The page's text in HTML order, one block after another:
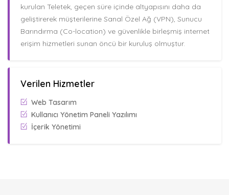
kurulan Teletek, geçen süre içinde altyapısını daha da
geliştirerek müşterilerine Sanal Özel Ağ (VPN), Sunucu
Barındırma (Co-location) ve güvenlikle birleşmiş internet
erişim hizmetleri sunan öncü bir kuruluş olmuştur.
Verilen Hizmetler
Web Tasarım
Kullanıcı Yönetim Paneli Yazılımı
İçerik Yönetimi